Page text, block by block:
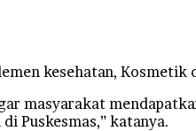
kesehatan, Kosmetik
masyarakat
Puskesmas,” katanya.